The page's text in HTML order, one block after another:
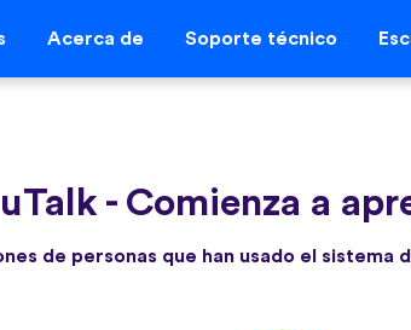
Acerca de Soporte técnico
- Comienza a
de personas que han usado el sistema